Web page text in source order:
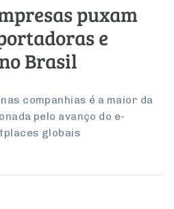
do Trabalho
puxam
e
Brasil
companhias é a maior da
pelo avanço do e-
globais